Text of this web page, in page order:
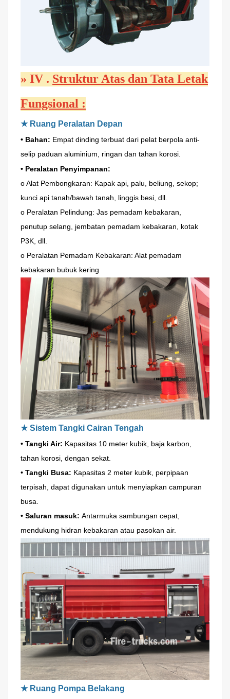
» IV . Struktur Atas dan Tata Letak
Fungsional :
★ Ruang Peralatan Depan
• Bahan: Empat dinding terbuat dari pelat berpola anti-
selip paduan aluminium, ringan dan tahan korosi.
• Peralatan Penyimpanan:
o Alat Pembongkaran: Kapak api, palu, beliung, sekop;
kunci api tanah/bawah tanah, linggis besi, dll.
o Peralatan Pelindung: Jas pemadam kebakaran,
penutup selang, jembatan pemadam kebakaran, kotak
P3K, dll.
o Peralatan Pemadam Kebakaran: Alat pemadam
kebakaran bubuk kering
★Sistem Tangki Cairan Tengah
• Tangki Air: Kapasitas 10 meter kubik, baja karbon,
tahan korosi, dengan sekat.
• Tangki Busa: Kapasitas 2 meter kubik, perpipaan
terpisah, dapat digunakan untuk menyiapkan campuran
busa.
• Saluran masuk: Antarmuka sambungan cepat,
mendukung hidran kebakaran atau pasokan air.
★ Ruang Pompa Belakang